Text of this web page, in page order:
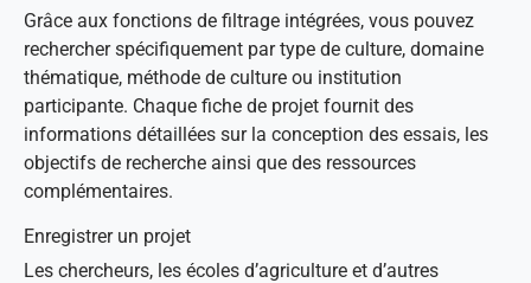
Grâce aux fonctions de filtrage intégrées, vous pouvez
rechercher spécifiquement par type de culture, domaine
thématique, méthode de culture ou institution
participante. Chaque fiche de projet fournit des
informations détaillées sur la conception des essais, les
objectifs de recherche ainsi que des ressources
complémentaires.
Enregistrer un projet
Les chercheurs, les écoles d’agriculture et d’autres